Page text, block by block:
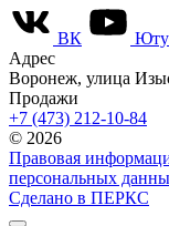
ВК
Адрес
Воронеж, улица
Продажи
+7 (473) 212-10-84
© 2026
Правовая
персональных
Сделано в ПЕРКС